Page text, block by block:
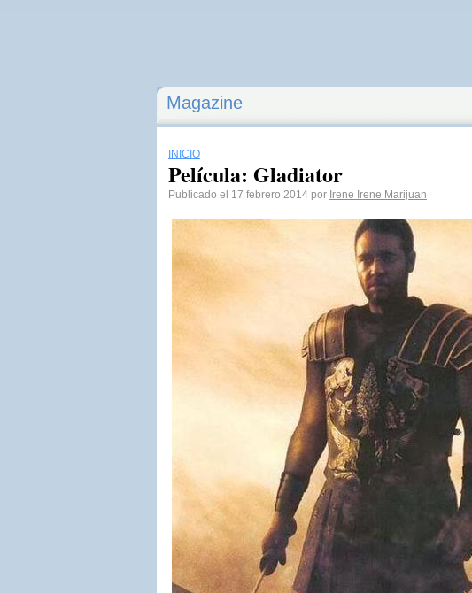
Magazine
INICIO
Película: Gladiator
Publicado el 17 febrero 2014 por Irene Irene Marijuan